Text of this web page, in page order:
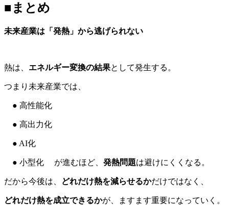
■まとめ
未来産業は「発熱」から逃げられない
熱は、 エネルギー変換の結果として発生する。
つまり未来産業では、
● 高性能化
● 高出力化
● AI化
● 小型化 が進むほど、 発熱問題は避けにくくなる。
だから今後は、 どれだけ熱を減らせるかだけではなく、
どれだけ熱を成立できるかが、ますます重要になっていく。